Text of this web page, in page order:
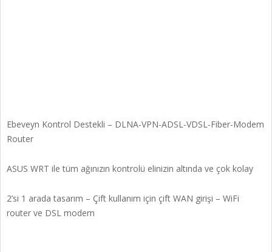
Ebeveyn Kontrol Destekli – DLNA-VPN-ADSL-VDSL-Fiber-Modem
Router
ASUS WRT ile tüm ağınızın kontrolü elinizin altında ve çok kolay
2’si 1 arada tasarım – Çift kullanım için çift WAN girişi – WiFi
router ve DSL modem